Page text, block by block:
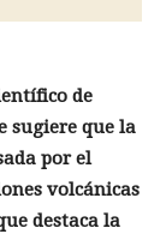
de
sugiere que la
por el
volcánicas
destaca la